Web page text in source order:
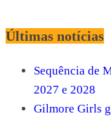
Últimas notícias
Sequência de
2027 e 2028
Gilmore Girls